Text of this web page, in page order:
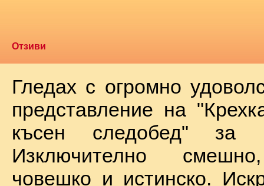
Отзиви
Гледах с огромно
представление на
късен следобед" за
Изключително
човешко и истинско.